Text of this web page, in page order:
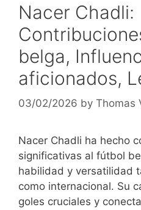
Nacer Chadli:
belga,
aficionados,
03/02/2026 by Thomas
Nacer Chadli ha hecho
significativas al fútbol
habilidad y versatilidad
como internacional. Su
goles cruciales y